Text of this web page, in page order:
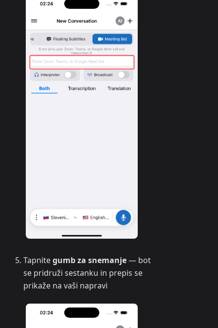
Tapnitegumb za snemanje— bot
se pridruži sestanku in prepis se
prikaže na vaši napravi